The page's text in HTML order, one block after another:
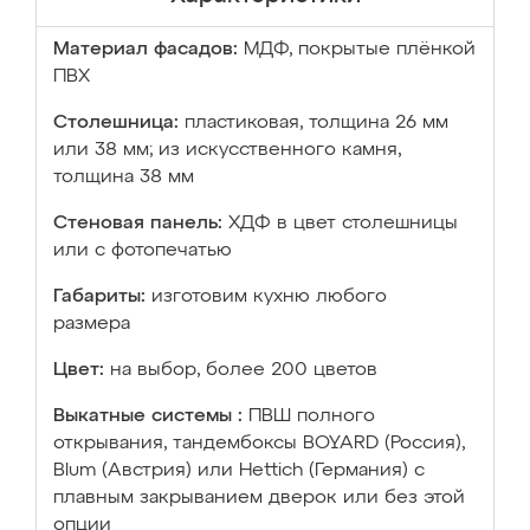
Материал фасадов: МДФ, покрытые плёнкой
ПВХ
Столешница: пластиковая, толщина 26 мм
или 38 мм; из искусственного камня,
толщина 38 мм
Стеновая панель: ХДФ в цвет столешницы
или с фотопечатью
Габариты: изготовим кухню любого
размера
Цвет: на выбор, более 200 цветов
Выкатные системы :
ПВШ полного
открывания, тандембоксы BOYARD (Россия),
Blum (Австрия) или Hettich (Германия) с
плавным закрыванием дверок или без этой
опции